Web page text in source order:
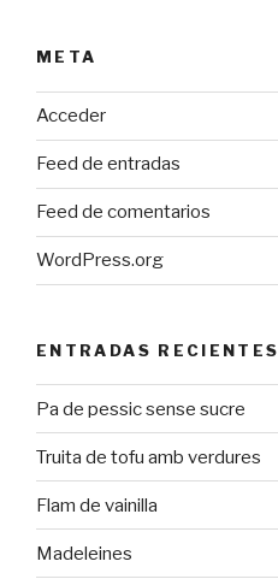
META
Acceder
Feed de entradas
Feed de comentarios
WordPress.org
ENTRADAS RECIENTES
Pa de pessic sense sucre
Truita de tofu amb verdures
Flam de vainilla
Madeleines